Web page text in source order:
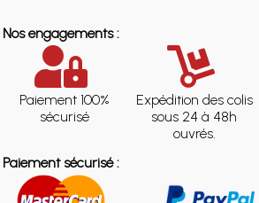
Nos engagements :
Paiement 100%
sécurisé
Expédition des colis
sous 24 à 48h
ouvrés.
Paiement sécurisé :